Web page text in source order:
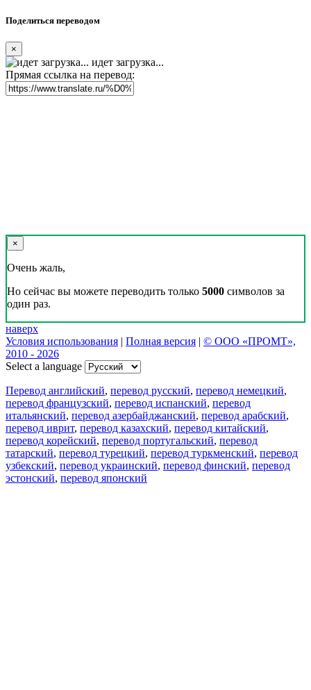
Поделиться переводом
×
идет загрузка...
Прямая ссылка на перевод:
×
Очень жаль,
Но сейчас вы можете переводить только 5000 символов за
один раз.
наверх
Условия использования | Полная версия | © ООО «ПРОМТ»,
2010 - 2026
Select a language
Перевод английский, перевод русский, перевод немецкий,
перевод французский, перевод испанский, перевод
итальянский, перевод азербайджанский, перевод арабский,
перевод иврит, перевод казахский, перевод китайский,
перевод корейский, перевод португальский, перевод
татарский, перевод турецкий, перевод туркменский, перевод
узбекский, перевод украинский, перевод финский, перевод
эстонский, перевод японский